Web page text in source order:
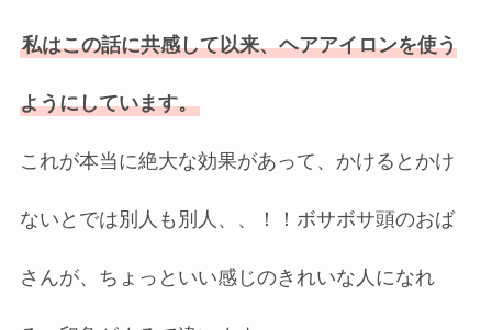
私はこの話に共感して以来、ヘアアイロンを使う
ようにしています。
これが本当に絶大な効果があって、かけるとかけ
ないとでは別人も別人、、！！ボサボサ頭のおば
さんが、ちょっといい感じのきれいな人になれ